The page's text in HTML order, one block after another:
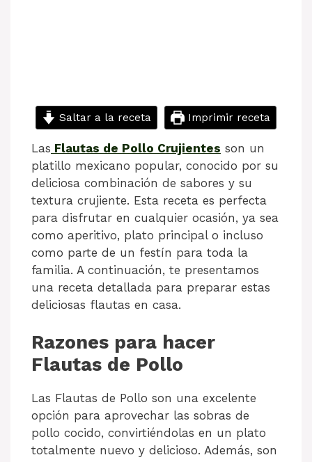
Saltar a la receta Imprimir receta
Las Flautas de Pollo Crujientes son un
platillo mexicano popular, conocido por su
deliciosa combinación de sabores y su
textura crujiente. Esta receta es perfecta
para disfrutar en cualquier ocasión, ya sea
como aperitivo, plato principal o incluso
como parte de un festín para toda la
familia. A continuación, te presentamos
una receta detallada para preparar estas
deliciosas flautas en casa.
Razones para hacer
Flautas de Pollo
Las Flautas de Pollo son una excelente
opción para aprovechar las sobras de
pollo cocido, convirtiéndolas en un plato
totalmente nuevo y delicioso. Además, son